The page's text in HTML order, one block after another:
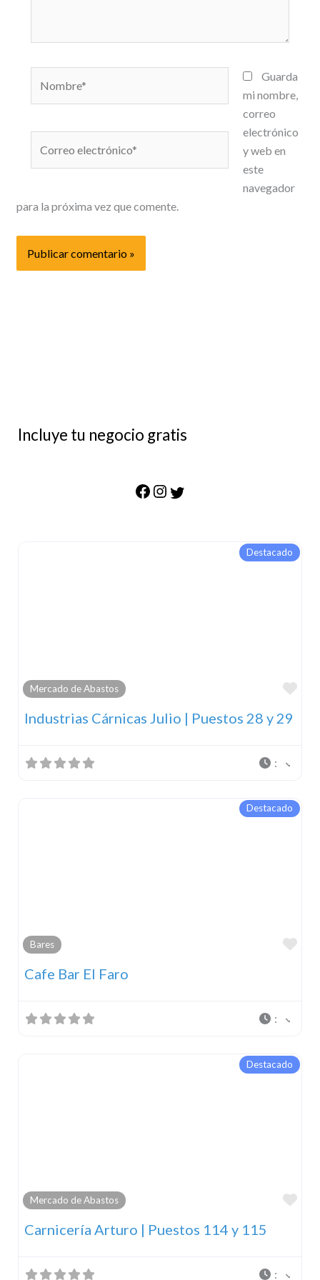
electrónico*
Guarda
mi nombre,
correo
electrónico
y web en
este
navegador
para la próxima vez que comente.
Incluye tu negocio gratis
Destacado
Mercado de Abastos
Industrias Cárnicas Julio | Puestos 28 y 29
:
Destacado
Bares
Cafe Bar El Faro
:
Destacado
Mercado de Abastos
Carnicería Arturo | Puestos 114 y 115
: